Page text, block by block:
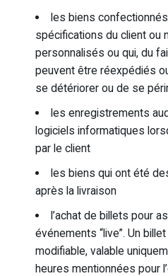
les biens
spécifications du client ou
personnalisés ou qui, du
peuvent être réexpédiés
se détériorer ou de se
les enregistrements
logiciels informatiques
par le client
les biens qui ont été
après la livraison
l’achat de billets pour
événements “live”. Un
modifiable, valable
heures mentionnées pour